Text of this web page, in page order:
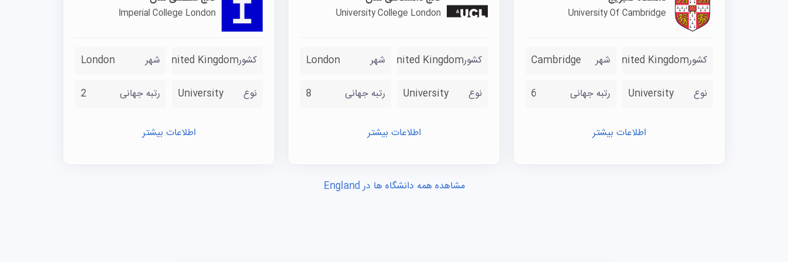
فرآیند درخواست:
مراحل پذیرش از طریق پرتال اختصاصی MyLSTM انجام می‌شود؛ داوطلب باید حساب کاربری بسازد،
مدارک لازم:
مدارک و ریزنمرات تحصیلی کامل
می‌دهد. برای اطمینان از آمادگی کامل درخواست و انتخاب رشته‌ی مناسب، استفاده از راهنمایی
University Of Cambridge
کشورUnited Kingdom شهر Cambridge
نوع University رتبه جهانی 6
اطلاعات بیشتر
University College London
کشورUnited Kingdom شهر London
نوع University رتبه جهانی 8
اطلاعات بیشتر
Imperial College London
کشورUnited Kingdom شهر London
نوع University رتبه جهانی 2
اطلاعات بیشتر
مشاهده همه دانشگاه ها در England